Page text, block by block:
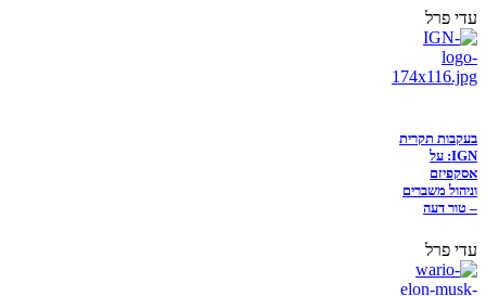
עדי פרל
בעקבות תקרית
IGN: על
אסקפיזם
וניהול משברים
– טור דעה
עדי פרל